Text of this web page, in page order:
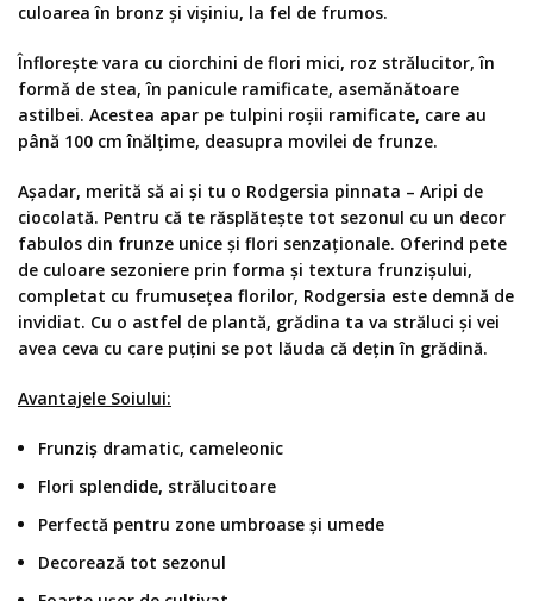
culoarea în bronz și vișiniu, la fel de frumos.
Înflorește vara cu ciorchini de flori mici, roz strălucitor, în
formă de stea, în panicule ramificate, asemănătoare
astilbei. Acestea apar pe tulpini roșii ramificate, care au
până 100 cm înălțime, deasupra movilei de frunze.
Așadar, merită să ai și tu o Rodgersia pinnata – Aripi de
ciocolată. Pentru că te răsplătește tot sezonul cu un decor
fabulos din frunze unice și flori senzaționale. Oferind pete
de culoare sezoniere prin forma și textura frunzișului,
completat cu frumusețea florilor, Rodgersia este demnă de
invidiat. Cu o astfel de plantă, grădina ta va străluci și vei
avea ceva cu care puțini se pot lăuda că dețin în grădină.
Avantajele Soiului:
Frunziș dramatic, cameleonic
Flori splendide, strălucitoare
Perfectă pentru zone umbroase și umede
Decorează tot sezonul